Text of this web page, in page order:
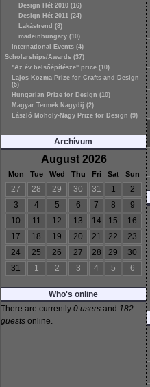
Design Hét 2010 (16)
Design Hét 2011 (24)
Lakástrend (8)
madeinhungary (10)
International Events (4)
Scholarships/Awards (37)
"Az év belsőépítésze" price (10)
Lajos Kozma Prize for Crafts and Design
(5)
Hungarian Prize for Design (10)
Magyar Termék Nagydíj (2)
László Moholy-Nagy Prize for Design (9)
Archívum
August 2026
Mon Tue Wed Thu Fri Sat Sun
27 28 29 30 31 1
2
3
4 5 6 7 8
9
10
11 12 13 14 15
16
17
18 19 20 21 22
23
24
25 26 27 28 29
30
31
1 2 3 4 5 6
Who's online
There are currently 0 users and 182
guests online.